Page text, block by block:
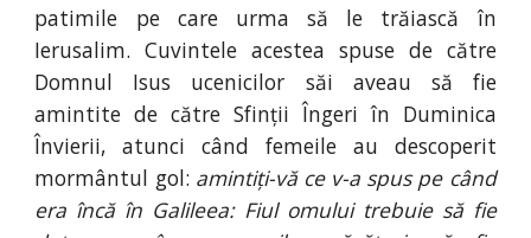
patimile pe care urma să le trăiască în
Ierusalim. Cuvintele acestea spuse de către
Domnul Isus ucenicilor săi aveau să fie
amintite de către Sfinții Îngeri în Duminica
Învierii, atunci când femeile au descoperit
mormântul gol: amintiți-vă ce v-a spus pe când
era încă în Galileea: Fiul omului trebuie să fie